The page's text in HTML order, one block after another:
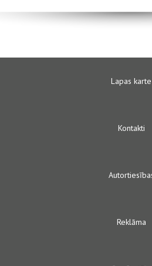
Lapas karte
Kontakti
Reklāma